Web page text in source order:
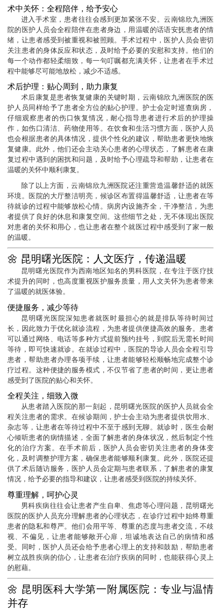
术中关怀：全程陪伴，给予安心
进入手术室，患者往往会感到更加紧张不安。云南锦欣九洲医
院的医护人员会全程陪伴在患者身边，用温暖的话语安抚患者的情
绪，让患者感受到被重视和被照顾。手术过程中，医护人员会密切
关注患者的身体反应和状态，及时给予必要的安慰和支持。他们的
每一个动作都轻柔细致，每一句叮嘱都充满关怀，让患者在手术过
程中能够尽可能地放松，减少不适感。
术后护理：贴心周到，助力康复
术后康复是患者恢复健康的关键时期，云南锦欣九洲医院的医
护人员同样给予了患者全方位的贴心护理。护士会定时巡查病房，
仔细观察患者的伤口恢复情况，耐心指导患者进行术后的护理操
作，如伤口清洁、药物使用等。在饮食和生活习惯方面，医护人员
也会根据患者的具体情况，提供个性化的建议，帮助患者更快地恢
复健康。此外，他们还会主动关心患者的心理状态，了解患者在康
复过程中遇到的困扰和问题，及时给予心理疏导和帮助，让患者在
温暖的关怀中顺利康复。
除了以上方面，云南锦欣九洲医院还注重营造温馨舒适的就医
环境。医院的大厅整洁明亮，候诊区布置得温馨舒适，让患者在等
待就诊的过程中能够放松心情。病房内设施齐全，干净整洁，为患
者提供了良好的休息和康复空间。这些细节之处，无不体现出医院
对患者的关怀和用心，也让患者在整个就医过程中感受到了家一般
的温暖。
🌼 昆明曙光医院：人文医疗，传递温暖
昆明曙光医院作为西南地区知名的男科医院，在专注于医疗技
术提升的同时，也高度重视医护服务质量，用人文关怀为患者带来
了温暖的就医体验。
便捷服务，减少等待
昆明曙光医院深知患者就医时最担心的就是排队等待时间过
长，因此致力于优化就诊流程，为患者提供便捷高效的服务。患者
可以通过网络、电话等多种方式提前预约挂号，到院后无需长时间
等待，即可快速就诊。在就诊过程中，医院的导诊人员会全程引导
患者，帮助患者办理各项手续，让患者能够轻松顺畅地完成整个诊
疗过程。这种便捷的服务模式，不仅节省了患者的时间，更让患者
感受到了医院的贴心和关怀。
全程关注，细致入微
从患者踏入医院的那一刻起，昆明曙光医院的医护人员就会全
程关注患者的需求。在候诊期间，护士会主动为患者提供饮用水、
杂志等，让患者在等待过程中不至于感到无聊。就诊时，医生会耐
心倾听患者的病情描述，全面了解患者的身体状况，然后制定个性
化的治疗方案。在手术前后，医护人员会密切关注患者的身体变
化，及时调整护理方案，确保患者能够顺利康复。此外，医院还提
供了术后随访服务，医护人员会定期与患者联系，了解患者的康复
情况，给予必要的指导和建议，让患者感受到医院的持续关怀。
尊重理解，呵护心灵
男科疾病往往会让患者产生自卑、焦虑等心理问题，昆明曙光
医院的医护人员充分理解患者的心理状态，在诊疗过程中始终尊重
患者的隐私和尊严。他们会用平等、尊重的态度与患者交流，不歧
视、不偏见，让患者能够敞开心扉，坦诚地表达自己的病情和感
受。同时，医护人员还会给予患者心理上的支持和鼓励，帮助患者
树立战胜疾病的信心，让患者在治疗疾病的同时，也能获得心灵上
的慰藉。
🌼 昆明医科大学第一附属医院：专业与温情
并存